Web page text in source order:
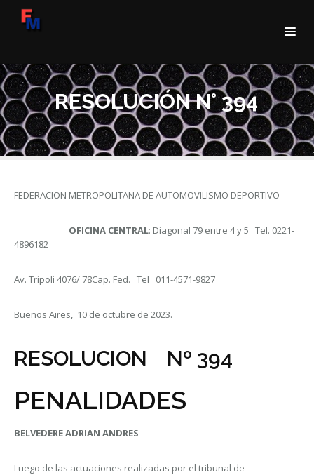
RESOLUCIÓN N° 394
FEDERACION METROPOLITANA DE AUTOMOVILISMO DEPORTIVO
OFICINA CENTRAL: Diagonal 79 entre 4 y 5 Tel. 0221-
4896182
Av. Tripoli 4076/ 78Cap. Fed. Tel 011-4571-9827
Buenos Aires, 10 de octubre de 2023.
RESOLUCION Nº 394
PENALIDADES
BELVEDERE ADRIAN ANDRES
Luego de las actuaciones realizadas por el tribunal de